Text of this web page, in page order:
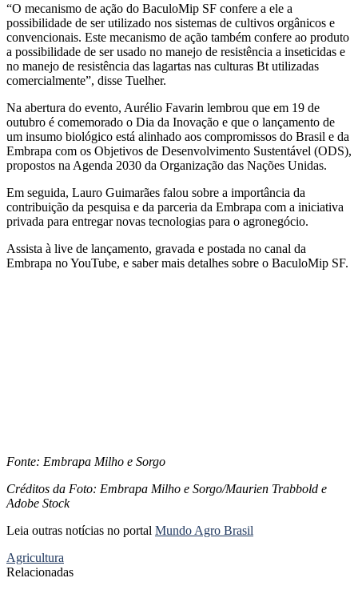
“O mecanismo de ação do BaculoMip SF confere a ele a
possibilidade de ser utilizado nos sistemas de cultivos orgânicos e
convencionais. Este mecanismo de ação também confere ao produto
a possibilidade de ser usado no manejo de resistência a inseticidas e
no manejo de resistência das lagartas nas culturas Bt utilizadas
comercialmente”, disse Tuelher.
Na abertura do evento, Aurélio Favarin lembrou que em 19 de
outubro é comemorado o Dia da Inovação e que o lançamento de
um insumo biológico está alinhado aos compromissos do Brasil e da
Embrapa com os Objetivos de Desenvolvimento Sustentável (ODS),
propostos na Agenda 2030 da Organização das Nações Unidas.
Em seguida, Lauro Guimarães falou sobre a importância da
contribuição da pesquisa e da parceria da Embrapa com a iniciativa
privada para entregar novas tecnologias para o agronegócio.
Assista à live de lançamento, gravada e postada no canal da
Embrapa no YouTube, e saber mais detalhes sobre o BaculoMip SF.
Fonte: Embrapa Milho e Sorgo
Créditos da Foto: Embrapa Milho e Sorgo/Maurien Trabbold e
Adobe Stock
Leia outras notícias no portal Mundo Agro Brasil
Agricultura
Relacionadas